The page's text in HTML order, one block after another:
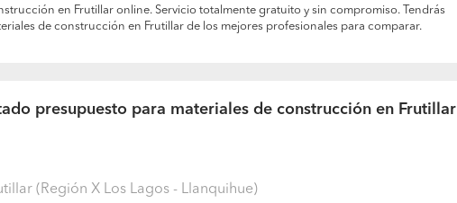
en Frutillar online. Servicio totalmente gratuito y sin compromiso. Tendrás
de construcción en Frutillar de los mejores profesionales para comparar.
presupuesto para materiales de construcción en Frutillar
(Región X Los Lagos - Llanquihue)